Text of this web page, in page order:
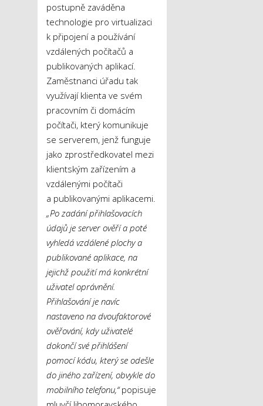
postupně zaváděna
technologie pro virtualizaci
k připojení a používání
vzdálených počítačů a
publikovaných aplikací.
Zaměstnanci úřadu tak
využívají klienta ve svém
pracovním či domácím
počítači, který komunikuje
se serverem, jenž funguje
jako zprostředkovatel mezi
klientským zařízením a
vzdálenými počítači
a publikovanými aplikacemi.
„Po zadání přihlašovacích
údajů je server ověří a poté
vyhledá vzdálené plochy a
publikované aplikace, na
jejichž použití má konkrétní
uživatel oprávnění.
Přihlašování je navíc
nastaveno na dvoufaktorové
ověřování, kdy uživatelé
dokončí své přihlášení
pomocí kódu, který se odešle
do jiného zařízení, obvykle do
mobilního telefonu,“popisuje